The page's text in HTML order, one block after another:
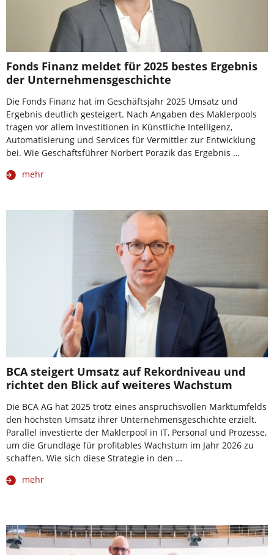
Fonds Finanz meldet für 2025 bestes Ergebnis
der Unternehmensgeschichte
Die Fonds Finanz hat im Geschäftsjahr 2025 Umsatz und
Ergebnis deutlich gesteigert. Nach Angaben des Maklerpools
tragen vor allem Investitionen in Künstliche Intelligenz,
Automatisierung und Services für Vermittler zur Entwicklung
bei. Wie Geschäftsführer Norbert Porazik das Ergebnis …
mehr
BCA steigert Umsatz auf Rekordniveau und
richtet den Blick auf weiteres Wachstum
Die BCA AG hat 2025 trotz eines anspruchsvollen Marktumfelds
den höchsten Umsatz ihrer Unternehmensgeschichte erzielt.
Parallel investierte der Maklerpool in IT, Personal und Prozesse,
um die Grundlage für profitables Wachstum im Jahr 2026 zu
schaffen. Wie sich diese Strategie in den …
mehr